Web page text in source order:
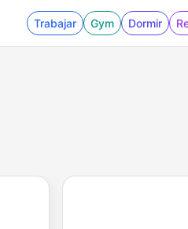
Trabajar Gym Dormir